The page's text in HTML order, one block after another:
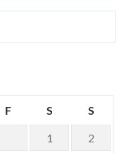
F S S
1 2